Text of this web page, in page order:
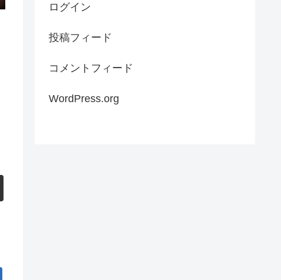
ログイン
投稿フィード
コメントフィード
WordPress.org